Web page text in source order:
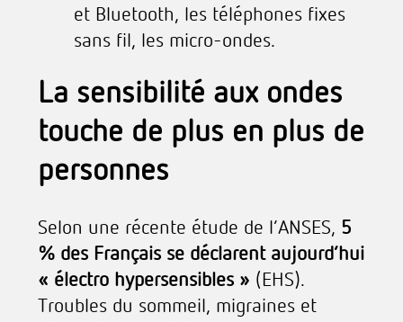
et Bluetooth, les téléphones fixes
sans fil, les micro-ondes.
La sensibilité aux ondes
touche de plus en plus de
personnes
Selon une récente étude de l’ANSES, 5
% des Français se déclarent aujourd’hui
« électro hypersensibles » (EHS).
Troubles du sommeil, migraines et